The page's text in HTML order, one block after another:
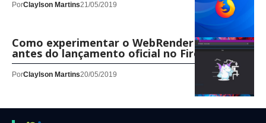
PorClaylson Martins21/05/2019
Como experimentar o WebRender da Mozilla
antes do lançamento oficial no Firefox 67
PorClaylson Martins20/05/2019